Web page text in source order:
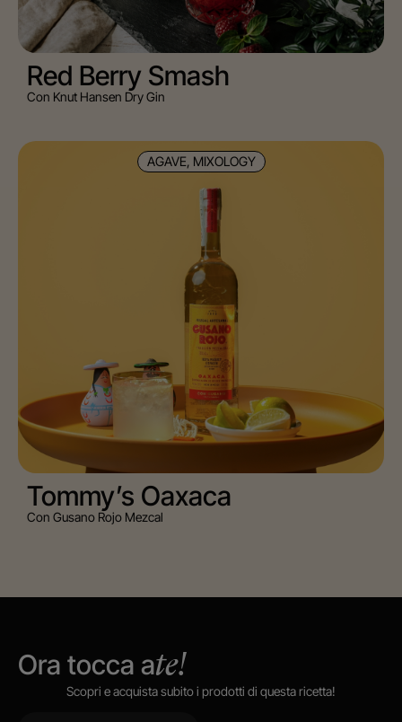
Red Berry Smash
Con Knut Hansen Dry Gin
AGAVE, MIXOLOGY
Tommy’s Oaxaca
Con Gusano Rojo Mezcal
Ora tocca ate!
Scopri e acquista subito i prodotti di questa ricetta!